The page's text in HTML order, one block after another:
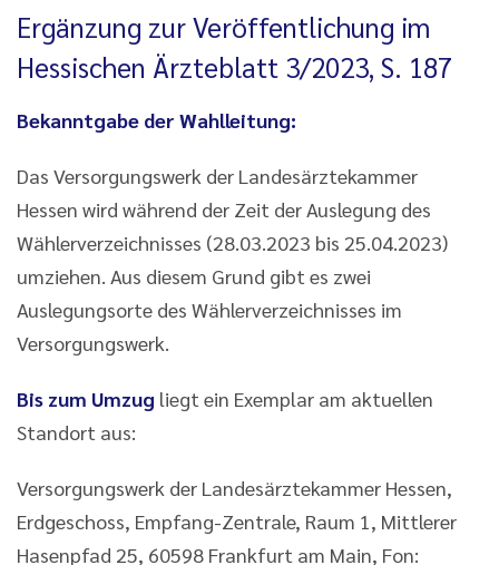
Ergänzung zur Veröffentlichung im
Hessischen Ärzteblatt 3/2023, S. 187
Bekanntgabe der Wahlleitung:
Das Versorgungswerk der Landesärztekammer
Hessen wird während der Zeit der Auslegung des
Wählerverzeichnisses (28.03.2023 bis 25.04.2023)
umziehen. Aus diesem Grund gibt es zwei
Auslegungsorte des Wählerverzeichnisses im
Versorgungswerk.
Bis zum Umzug liegt ein Exemplar am aktuellen
Standort aus:
Versorgungswerk der Landesärztekammer Hessen,
Erdgeschoss, Empfang-Zentrale, Raum 1, Mittlerer
Hasenpfad 25, 60598 Frankfurt am Main, Fon: